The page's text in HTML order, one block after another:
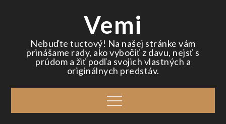
Vemi
Nebuďte tuctový! Na našej stránke vám
prinášame rady, ako vybočiť z davu, nejsť s
prúdom a žiť podľa svojich vlastných a
originálnych predstáv.
Menu